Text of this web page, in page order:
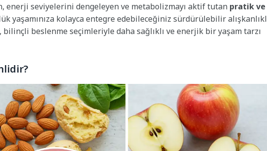
enerji seviyelerini dengeleyen ve metabolizmayı aktif tutan pratik ve
yaşamınıza kolayca entegre edebileceğiniz sürdürülebilir
bilinçli beslenme seçimleriyle daha sağlıklı ve enerjik bir yaşam tarzı